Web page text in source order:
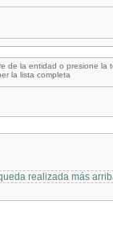
de la entidad o presione la
la lista completa
realizada más